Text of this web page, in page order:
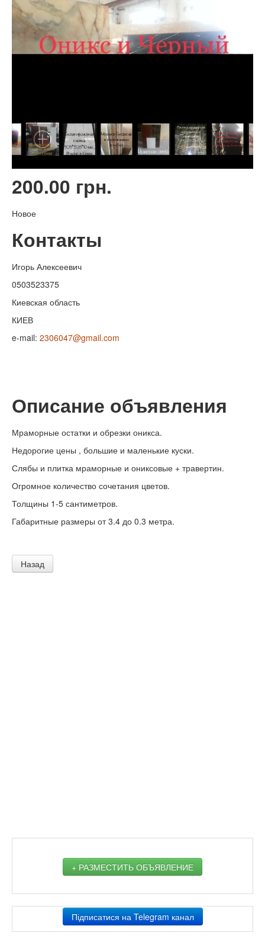
200.00 грн.
Новое
Контакты
Игорь Алексеевич
0503523375
Киевская область
КИЕВ
e-mail: 2306047@gmail.com
Описание объявления
Мраморные остатки и обрезки оникса.
Недорогие цены , большие и маленькие куски.
Слябы и плитка мраморные и ониксовые + травертин.
Огромное количество сочетания цветов.
Толщины 1-5 сантиметров.
Габаритные размеры от 3.4 до 0.3 метра.
Назад
+ РАЗМЕСТИТЬ ОБЪЯВЛЕНИЕ
Підписатися на Telegram канал